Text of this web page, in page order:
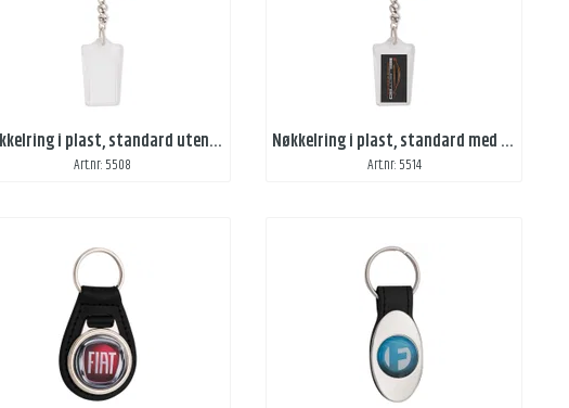
Nøkkelring i plast, standard uten trykk med karabinkrok
Art.nr: 5508
Nøkkelring i plast, standard med karabinkrok
Art.nr: 5514